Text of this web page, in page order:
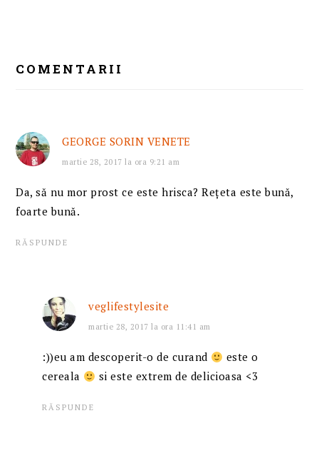
INTERACTIONS
COMENTARII
GEORGE SORIN VENETE
martie 28, 2017 la ora 9:21 am
Da, să nu mor prost ce este hrisca? Reţeta este bună,
foarte bună.
RĂSPUNDE
veglifestylesite
martie 28, 2017 la ora 11:41 am
:))eu am descoperit-o de curand
este o
cereala
si este extrem de delicioasa <3
RĂSPUNDE